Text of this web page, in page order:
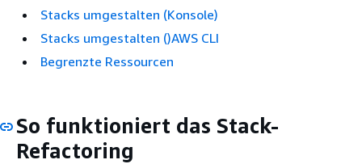
Stacks umgestalten (Konsole)
Stacks umgestalten ()AWS CLI
Begrenzte Ressourcen
So funktioniert das Stack-
Refactoring